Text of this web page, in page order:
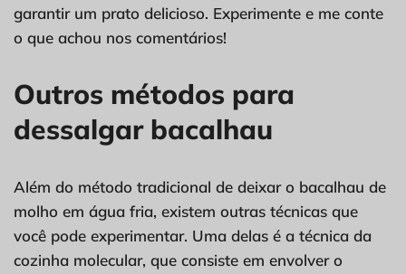
garantir um prato delicioso. Experimente e me conte
o que achou nos comentários!
Outros métodos para
dessalgar bacalhau
Além do método tradicional de deixar o bacalhau de
molho em água fria, existem outras técnicas que
você pode experimentar. Uma delas é a técnica da
cozinha molecular, que consiste em envolver o